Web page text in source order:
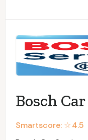
Bosch
Smartscore: ☆4.5